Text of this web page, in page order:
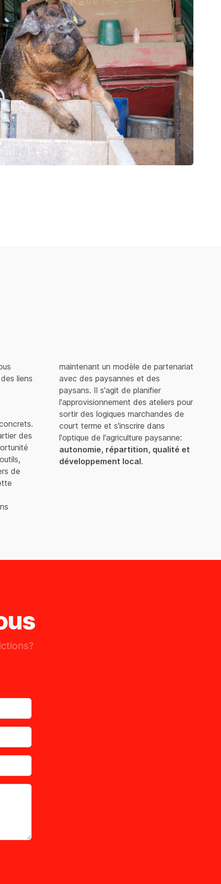
liens
des
de
maintenant un modèle de partenariat
avec des paysannes et des
paysans. Il s'agit de planifier
l'approvisionnement des ateliers pour
sortir des logiques marchandes de
court terme et s'inscrire dans
l'optique de l'agriculture paysanne:
autonomie, répartition, qualité et
développement local.